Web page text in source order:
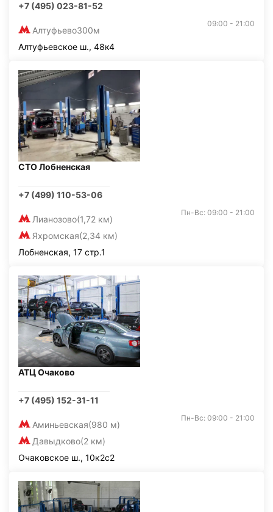
+7 (495) 023-81-52
Алтуфьево300м
09:00 - 21:00
Алтуфьевское ш., 48к4
СТО Лобненская
+7 (499) 110-53-06
Лианозово(1,72 км)
Яхромская(2,34 км)
Пн-Вс: 09:00 - 21:00
Лобненская, 17 стр.1
АТЦ Очаково
+7 (495) 152-31-11
Аминьевская(980 м)
Давыдково(2 км)
Пн-Вс: 09:00 - 21:00
Очаковское ш., 10к2с2